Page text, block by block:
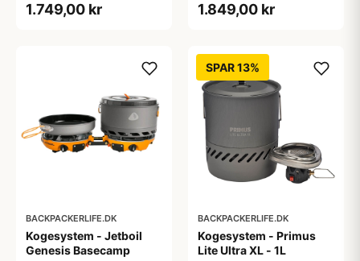
1.749,00 kr 1.849,00 kr
BACKPACKERLIFE.DK
Kogesystem - Jetboil
Genesis Basecamp
SPAR 13%
BACKPACKERLIFE.DK
Kogesystem - Primus
Lite Ultra XL - 1L